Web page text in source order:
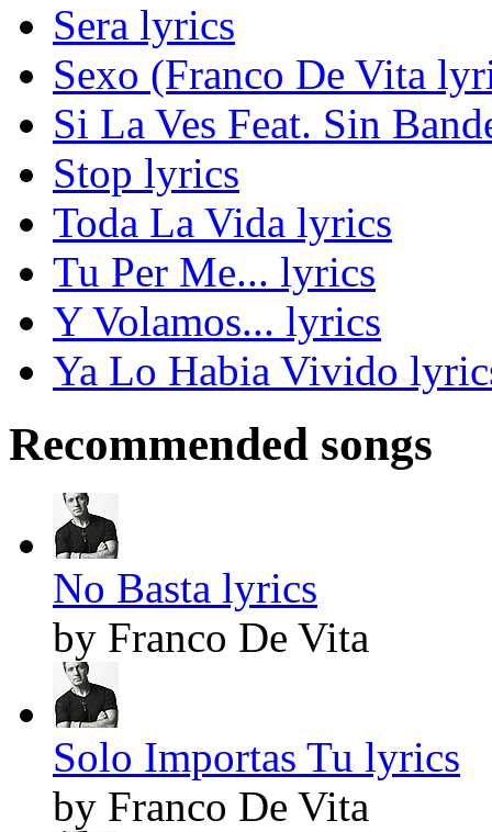
Sera lyrics
Sexo (Franco De Vita
Si La Ves Feat. Sin
Stop lyrics
Toda La Vida lyrics
Tu Per Me... lyrics
Y Volamos... lyrics
Ya Lo Habia Vivido
Recommended songs
No Basta lyrics
by Franco De Vita
Solo Importas Tu lyrics
by Franco De Vita